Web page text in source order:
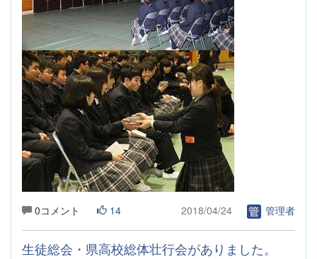
0コメント 14 2018/04/24 管理者
生徒総会・県高校総体壮行会がありました。